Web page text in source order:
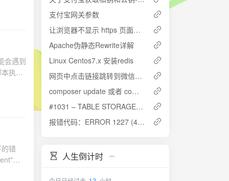
用深
临时
方
：
期审
的表
会遇到
执行
分页
错
或
支付宝网关参数
让浏览器不显示 https 页面中 http 请求警报 http-equiv=”Content-Security-Policy” content=”upgrade-insecure-requests”
Apache伪静态Rewrite详解
Linux Centos7.x 安装redis
网页中点击链接跳转到微信各个界面的方法
composer update 或者 composer install提示killed解决办法
#1031 – TABLE STORAGE ENGINE FOR ” DOESN’T HAVE THIS OPTION解决方法
报错代码：ERROR 1227 (42000)-解决办法
人生倒计时